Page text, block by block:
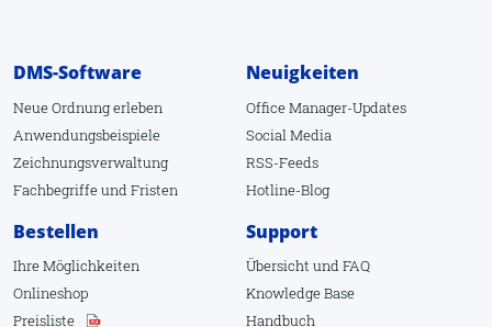
Menüband anpassen
Menüband zurücksetzen
Eigenschaften - Hauptfenster
Eigenschaften - Zeichnung
Eigenschaften - Weitere
Vorschau
Primäre Suchfelder
DMS-Software
Neue Ordnung erleben
Anwendungsbeispiele
Zeichnungsverwaltung
Fachbegriffeund Fristen
Neuigkeiten
Office Manager-Updates
Social Media
RSS-Feeds
Hotline-Blog
Bestellen
Ihre Möglichkeiten
Onlineshop
Preisliste
Support
Übersicht und FAQ
Knowledge Base
Handbuch